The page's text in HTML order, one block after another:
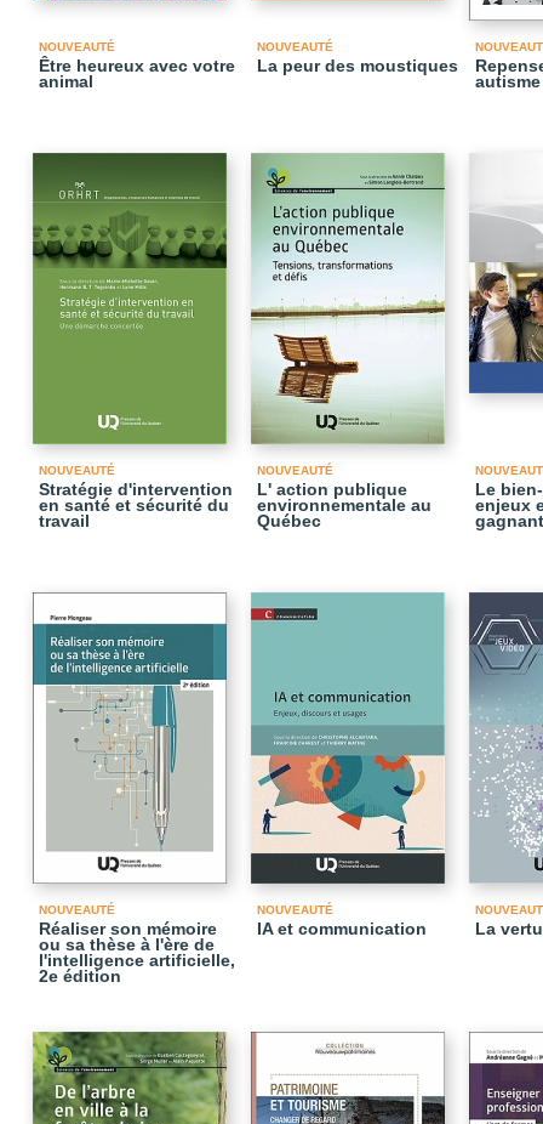
NOUVEAUTÉ
Être heureux avec votre
animal
NOUVEAUTÉ
La peur des moustiques
autisme
NOUVEAUTÉ
Stratégie d'intervention
en santé et sécurité du
travail
NOUVEAUTÉ
L' action publique
environnementale au
Québec
Le
enjeux
NOUVEAUTÉ
Réaliser son mémoire
ou sa thèse à l'ère de
l'intelligence artificielle,
2e édition
NOUVEAUTÉ
IA et communication La